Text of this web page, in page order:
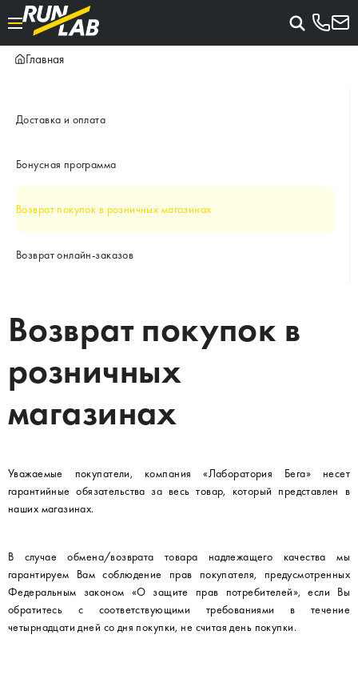
Главная
Доставка и оплата
Бонусная программа
Возврат покупок в розничных магазинах
Возврат онлайн-заказов
Возврат покупок в
розничных
магазинах
Уважаемые покупатели, компания «Лаборатория Бега» несет
гарантийные обязательства за весь товар, который представлен в
наших магазинах.
В случае обмена/возврата товара надлежащего качества мы
гарантируем Вам соблюдение прав покупателя, предусмотренных
Федеральным законом «О защите прав потребителей», если Вы
обратитесь с соответствующими требованиями в течение
четырнадцати дней со дня покупки, не считая день покупки.